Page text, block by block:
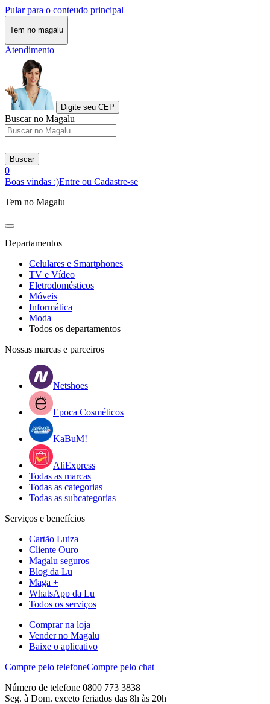
Pular para o conteudo principal
Tem no magalu
Atendimento
Digite seu CEP
Buscar no Magalu
Buscar
0
Boas vindas :)Entre ou Cadastre-se
Tem no Magalu
Departamentos
Celulares e Smartphones
TV e Vídeo
Eletrodomésticos
Móveis
Informática
Moda
Todos os departamentos
Nossas marcas e parceiros
Netshoes
Epoca Cosméticos
KaBuM!
AliExpress
Todas as marcas
Todas as categorias
Todas as subcategorias
Serviços e benefícios
Cartão Luiza
Cliente Ouro
Magalu seguros
Blog da Lu
Maga +
WhatsApp da Lu
Todos os serviços
Comprar na loja
Vender no Magalu
Baixe o aplicativo
Compre pelo telefoneCompre pelo chat
Número de telefone 0800 773 3838
Seg. à Dom. exceto feriados das 8h às 20h